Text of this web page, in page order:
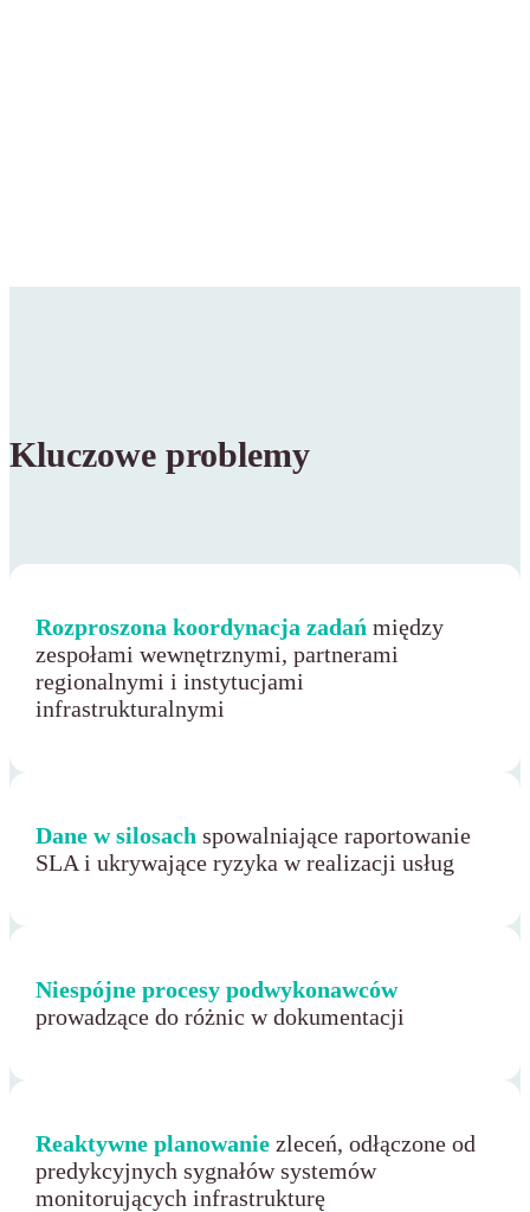
Kluczowe problemy
Rozproszona koordynacja zadań między
zespołami wewnętrznymi, partnerami
regionalnymi i instytucjami
infrastrukturalnymi
Dane w silosach spowalniające raportowanie
SLA i ukrywające ryzyka w realizacji usług
Niespójne procesy podwykonawców
prowadzące do różnic w dokumentacji
Reaktywne planowanie zleceń, odłączone od
predykcyjnych sygnałów systemów
monitorujących infrastrukturę